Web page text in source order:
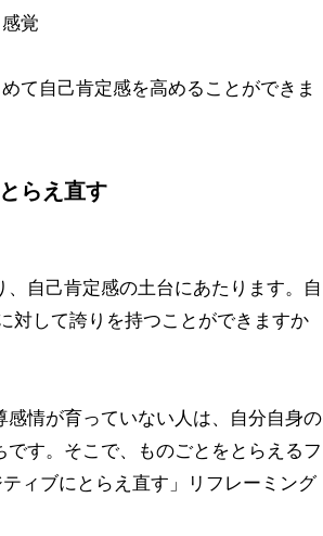
覚
て自己肯定感を高めることができま
らえ直す
自己肯定感の土台にあたります。自
対して誇りを持つことができますか
情が育っていない人は、自分自身の
す。そこで、ものごとをとらえるフ
ィブにとらえ直す」リフレーミング